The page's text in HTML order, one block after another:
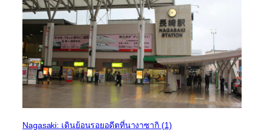
Nagasaki: เดินย้อนรอยอดีตที่นางาซากิ (1)